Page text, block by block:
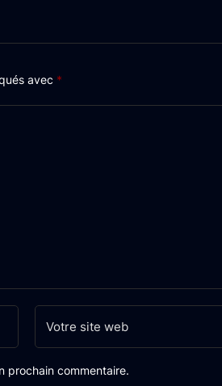
avec *
prochain commentaire.